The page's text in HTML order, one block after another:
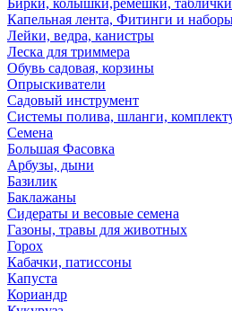
Бирки, колышки,ремешки,
Капельная лента, Фитинги и
Лейки, ведра, канистры
Леска для триммера
Обувь садовая, корзины
Опрыскиватели
Садовый инструмент
Системы полива, шланги,
Семена
Большая Фасовка
Арбузы, дыни
Базилик
Баклажаны
Сидераты и весовые семена
Газоны, травы для животных
Горох
Кабачки, патиссоны
Капуста
Кориандр